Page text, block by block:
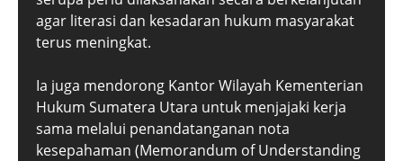
agar literasi dan kesadaran hukum masyarakat
terus meningkat.
Ia juga mendorong Kantor Wilayah Kementerian
Hukum Sumatera Utara untuk menjajaki kerja
sama melalui penandatanganan nota
kesepahaman (Memorandum of Understanding